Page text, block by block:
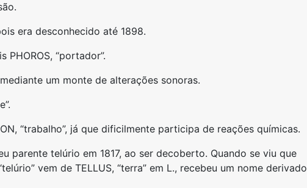
era desconhecido até 1898.
PHOROS, “portador”.
um monte de alterações sonoras.
“trabalho”, já que dificilmente participa de reações químicas.
parente telúrio em 1817, ao ser decoberto. Quando se viu que
vem de TELLUS, “terra” em L., recebeu um nome derivado